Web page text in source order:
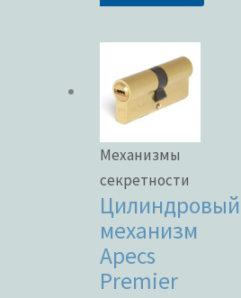
Механизмы
секретности
Цилиндровый
механизм
Apecs
Premier